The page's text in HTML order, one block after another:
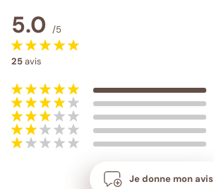
5.0 /5
25avis
Je donne mon avis